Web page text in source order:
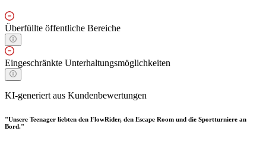
Überfüllte öffentliche Bereiche
Eingeschränkte Unterhaltungsmöglichkeiten
KI-generiert aus Kundenbewertungen
"Unsere Teenager liebten den FlowRider, den Escape Room und die Sportturniere an
Bord."